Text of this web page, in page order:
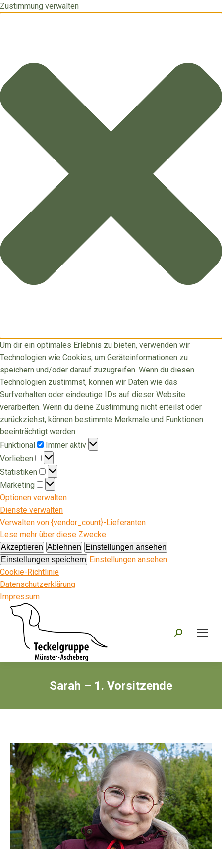
Zustimmung verwalten
Um dir ein optimales Erlebnis zu bieten, verwenden wir
Technologien wie Cookies, um Geräteinformationen zu
speichern und/oder darauf zuzugreifen. Wenn du diesen
Technologien zustimmst, können wir Daten wie das
Surfverhalten oder eindeutige IDs auf dieser Website
verarbeiten. Wenn du deine Zustimmung nicht erteilst oder
zurückziehst, können bestimmte Merkmale und Funktionen
beeinträchtigt werden.
Funktional
Funktional
Immer aktiv
Vorlieben
Vorlieben
Statistiken
Statistiken
Marketing
Marketing
Optionen verwalten
Dienste verwalten
Verwalten von {vendor_count}-Lieferanten
Lese mehr über diese Zwecke
Akzeptieren Ablehnen
Einstellungen ansehen
Einstellungen speichern Einstellungen ansehen
Cookie-Richtlinie
Datenschutzerklärung
Impressum
Search:
Sarah – 1. Vorsitzende